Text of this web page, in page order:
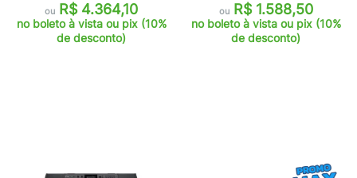
ou R$ 4.364,10
no boleto à vista ou pix (10%
de desconto)
ouR$ 1.588,50
no boleto à vista ou pix (10%
de desconto)